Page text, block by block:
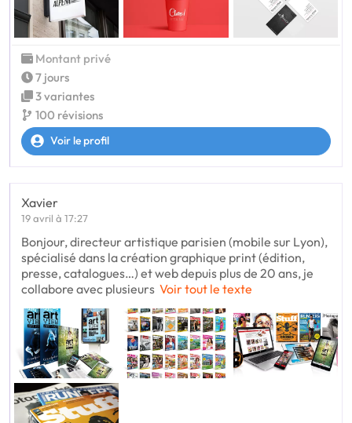
Montant privé
7 jours
3 variantes
100 révisions
Voir le profil
Xavier
19 avril à 17:27
Bonjour, directeur artistique parisien (mobile sur Lyon),
spécialisé dans la création graphique print (édition,
presse, catalogues…) et web depuis plus de 20 ans, je
collabore avec plusieurs Voir tout le texte